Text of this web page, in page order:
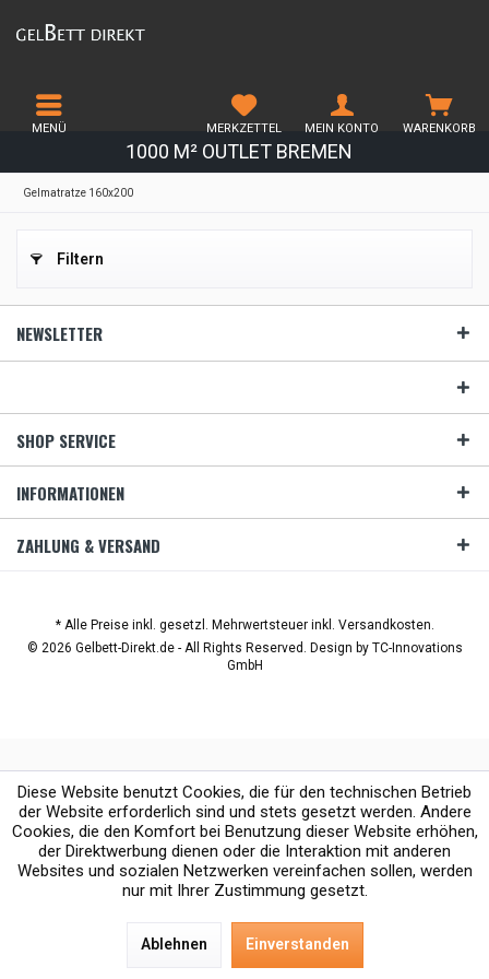
1000 M² OUTLET BREMEN
MENÜ WARENKORB
MERKZETTEL MEIN KONTO
Gelmatratze 160x200
Filtern
NEWSLETTER
SHOP SERVICE
INFORMATIONEN
ZAHLUNG & VERSAND
* Alle Preise inkl. gesetzl. Mehrwertsteuer inkl. Versandkosten.
© 2026 Gelbett-Direkt.de - All Rights Reserved. Design by TC-Innovations
GmbH
Diese Website benutzt Cookies, die für den technischen Betrieb
der Website erforderlich sind und stets gesetzt werden. Andere
Cookies, die den Komfort bei Benutzung dieser Website erhöhen,
der Direktwerbung dienen oder die Interaktion mit anderen
Websites und sozialen Netzwerken vereinfachen sollen, werden
nur mit Ihrer Zustimmung gesetzt.
Ablehnen Einverstanden